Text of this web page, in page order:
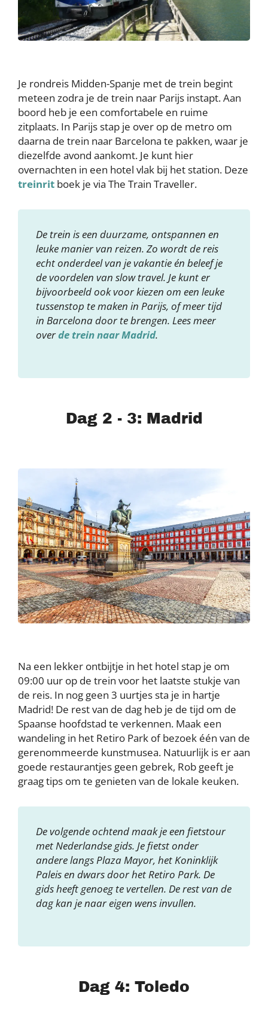
Je rondreis Midden-Spanje met de trein begint
meteen zodra je de trein naar Parijs instapt. Aan
boord heb je een comfortabele en ruime
zitplaats. In Parijs stap je over op de metro om
daarna de trein naar Barcelona te pakken, waar je
diezelfde avond aankomt. Je kunt hier
overnachten in een hotel vlak bij het station. Deze
treinrit boek je via The Train Traveller.
De trein is een duurzame, ontspannen en
leuke manier van reizen. Zo wordt de reis
echt onderdeel van je vakantie én beleef je
de voordelen van slow travel. Je kunt er
bijvoorbeeld ook voor kiezen om een leuke
tussenstop te maken in Parijs, of meer tijd
in Barcelona door te brengen. Lees meer
overde trein naar Madrid.
Dag 2 - 3: Madrid
Na een lekker ontbijtje in het hotel stap je om
09:00 uur op de trein voor het laatste stukje van
de reis. In nog geen 3 uurtjes sta je in hartje
Madrid! De rest van de dag heb je de tijd om de
Spaanse hoofdstad te verkennen. Maak een
wandeling in het Retiro Park of bezoek één van de
gerenommeerde kunstmusea. Natuurlijk is er aan
goede restaurantjes geen gebrek, Rob geeft je
graag tips om te genieten van de lokale keuken.
De volgende ochtend maak je een fietstour
met Nederlandse gids. Je fietst onder
andere langs Plaza Mayor, het Koninklijk
Paleis en dwars door het Retiro Park. De
gids heeft genoeg te vertellen. De rest van de
dag kan je naar eigen wens invullen.
Dag 4: Toledo